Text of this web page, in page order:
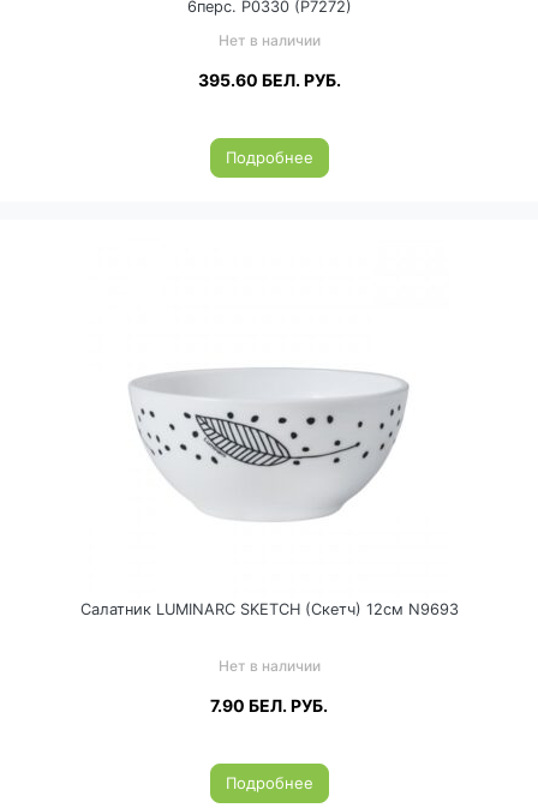
6перс. P0330 (P7272)
Нет в наличии
395.60 БЕЛ. РУБ.
Подробнее
Салатник LUMINARC SKETCH (Скетч) 12см N9693
Нет в наличии
7.90 БЕЛ. РУБ.
Подробнее